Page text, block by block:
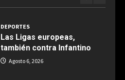
Agosto 6, 2026
alcachofas con langostinos
COCINA
deliciosa
DEPORTES
Las Ligas europeas,
también contra Infantino
Agosto 6, 2026